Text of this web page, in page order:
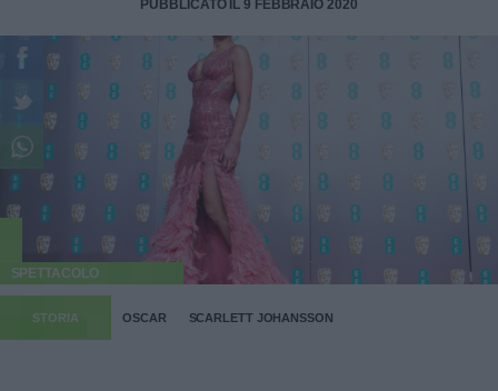
PUBBLICATO IL 9 FEBBRAIO 2020
SPETTACOLO
STORIA OSCAR SCARLETT JOHANSSON